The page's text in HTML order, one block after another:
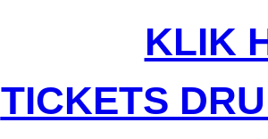
KLIK
TICKETS